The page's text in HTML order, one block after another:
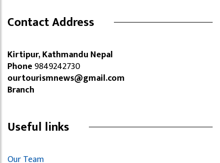
Contact Address
Kirtipur, Kathmandu Nepal
Phone 9849242730
ourtourismnews@gmail.com
Branch
Useful links
Our Team